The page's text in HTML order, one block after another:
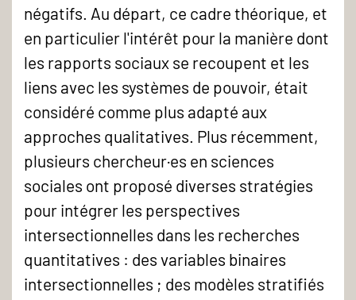
négatifs. Au départ, ce cadre théorique, et
en particulier l'intérêt pour la manière dont
les rapports sociaux se recoupent et les
liens avec les systèmes de pouvoir, était
considéré comme plus adapté aux
approches qualitatives. Plus récemment,
plusieurs chercheur·es en sciences
sociales ont proposé diverses stratégies
pour intégrer les perspectives
intersectionnelles dans les recherches
quantitatives : des variables binaires
intersectionnelles ; des modèles stratifiés